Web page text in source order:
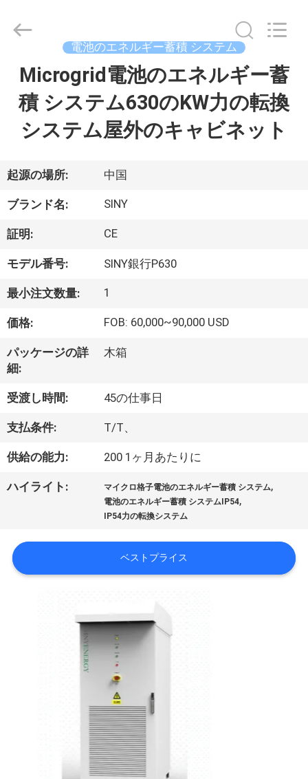
ー
製
品
企
業
報
案
内
質
管
Limited.
Rights
Reserved.
電池のエネルギー蓄積 システム
Microgrid電池のエネルギー蓄
積 システム630のKW力の転換
システム屋外のキャビネット
起源の場所: 中国
ブランド名: SINY
証明: CE
モデル番号: SINY銀行P630
最小注文数量: 1
価格: FOB: 60,000~90,000 USD
パッケージの詳
細:
木箱
受渡し時間: 45の仕事日
支払条件: T/T、
供給の能力: 200 1ヶ月あたりに
ハイライト: マイクロ格子電池のエネルギー蓄積 システム,
電池のエネルギー蓄積 システムIP54,
IP54力の転換システム
ベストプライス